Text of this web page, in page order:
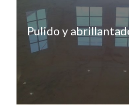
Pulido y